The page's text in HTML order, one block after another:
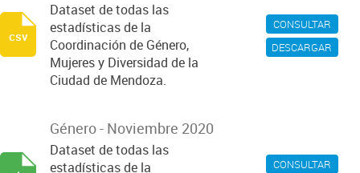
CONSULTAR
DESCARGAR
Dataset de todas las
estadísticas de la
Coordinación de Género,
Mujeres y Diversidad de la
Ciudad de Mendoza.
csv
CONSULTAR
Género - Noviembre 2020
Dataset de todas las
estadísticas de la